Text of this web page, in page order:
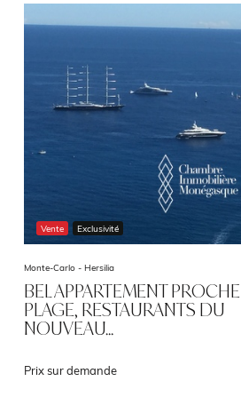
Vente Exclusivité
Monte-Carlo - Hersilia
BEL APPARTEMENT PROCHE
PLAGE, RESTAURANTS DU
NOUVEAU…
Prix sur demande